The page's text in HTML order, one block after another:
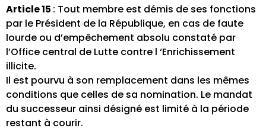
Article 15 : Tout membre est démis de ses fonctions
par le Président de la République, en cas de faute
lourde ou d’empêchement absolu constaté par
l’Office central de Lutte contre l ‘Enrichissement
illicite.
Il est pourvu à son remplacement dans les mêmes
conditions que celles de sa nomination. Le mandat
du successeur ainsi désigné est limité à la période
restant à courir.